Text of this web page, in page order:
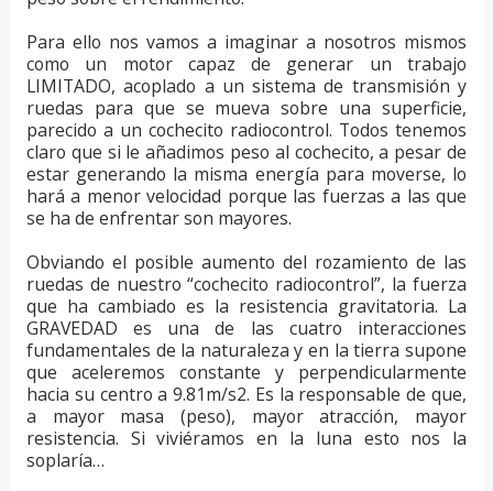
Para ello nos vamos a imaginar a nosotros mismos
como un motor capaz de generar un trabajo
LIMITADO, acoplado a un sistema de transmisión y
ruedas para que se mueva sobre una superficie,
parecido a un cochecito radiocontrol. Todos tenemos
claro que si le añadimos peso al cochecito, a pesar de
estar generando la misma energía para moverse, lo
hará a menor velocidad porque las fuerzas a las que
se ha de enfrentar son mayores.
Obviando el posible aumento del rozamiento de las
ruedas de nuestro “cochecito radiocontrol”, la fuerza
que ha cambiado es la resistencia gravitatoria. La
GRAVEDAD es una de las cuatro interacciones
fundamentales de la naturaleza y en la tierra supone
que aceleremos constante y perpendicularmente
hacia su centro a 9.81m/s2. Es la responsable de que,
a mayor masa (peso), mayor atracción, mayor
resistencia. Si viviéramos en la luna esto nos la
soplaría…